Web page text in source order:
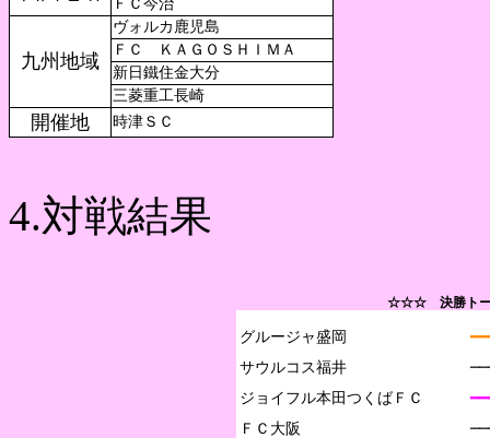
ＦＣ今治
九州地域
ヴォルカ鹿児島
ＦＣ ＫＡＧＯＳＨＩＭＡ
新日鐵住金大分
三菱重工長崎
開催地 時津ＳＣ
4.対戦結果
☆☆☆ 決勝トー
グルージャ盛岡
サウルコス福井
ジョイフル本田つくばＦＣ
ＦＣ大阪